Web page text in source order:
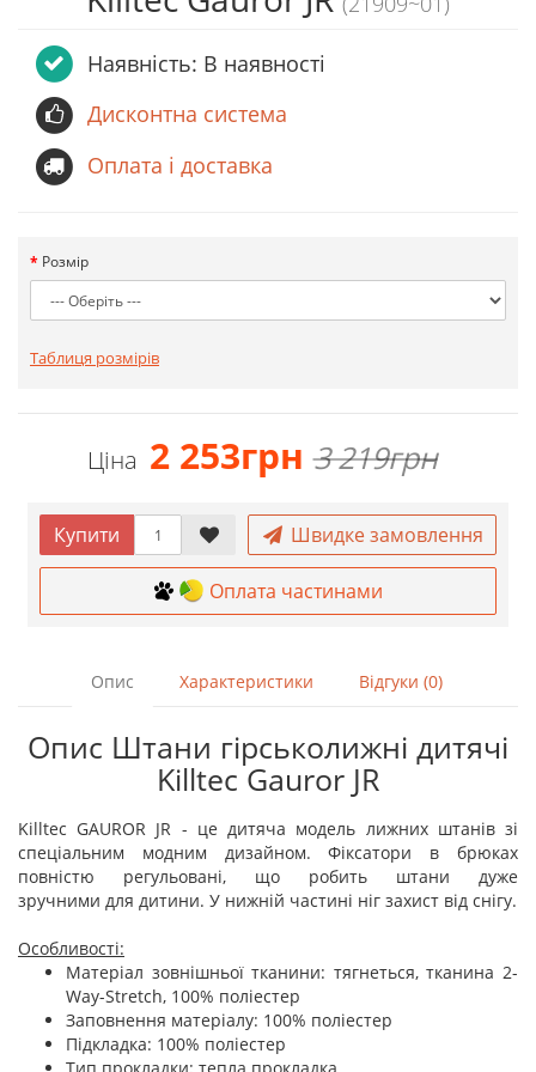
Наявність: В наявності
Дисконтна система
Оплата і доставка
Розмір
Таблиця розмірів
Ціна 2 253грн 3 219грн
Купити Швидке замовлення
Оплата частинами
Опис Характеристики Відгуки (0)
Опис Штани гірськолижні дитячі
Killtec Gauror JR
Killtec GAUROR JR - це дитяча модель лижних штанів зі
спеціальним модним дизайном. Фіксатори в брюках
повністю регульовані, що робить штани дуже
зручними для дитини. У нижній частині ніг захист від снігу.
Особливості:
Матеріал зовнішньої тканини: тягнеться, тканина 2-
Way-Stretch, 100% поліестер
Заповнення матеріалу: 100% поліестер
Підкладка: 100% поліестер